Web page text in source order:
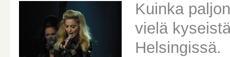
Kuinka
vielä
Helsingissä.